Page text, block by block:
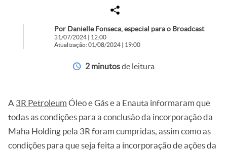
Por Danielle Fonseca, especial para o Broadcast
31/07/2024 | 12:00
Atualização: 01/08/2024 | 19:00
2 minutosde leitura
A 3R Petroleum Óleo e Gás e a Enauta informaram que
todas as condições para a conclusão da incorporação da
Maha Holding pela 3R foram cumpridas, assim como as
condições para que seja feita a incorporação de ações da